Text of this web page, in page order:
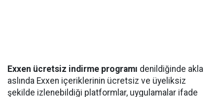
Exxen ücretsiz indirme programı denildiğinde akla
aslında Exxen içeriklerinin ücretsiz ve üyeliksiz
şekilde izlenebildiği platformlar, uygulamalar ifade